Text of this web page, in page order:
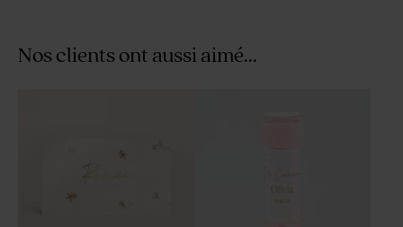
Nos clients ont aussi aimé...